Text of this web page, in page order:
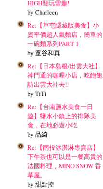
HIGH翻玩雪趣!
by Charleen
Re:【草屯隱藏版美食】小
資平價超人氣麵店，簡單的
一碗麵系列PART 1
by 童谷和真
Re:【日本島根/出雲大社】
神門通的咖哩小店，吃飽飽
訪出雲大社去!!
by TiTi
Re:【台南鹽水美食一日
遊】鹽水小鎮上的排隊美
食，在地必遊小吃
by 品綺
Re:【南投冰淇淋專賣店】
下午茶也可以是一餐高貴的
法國料理，MINO SNOW 香
草屋。
by 甜點控